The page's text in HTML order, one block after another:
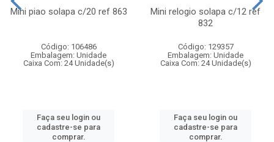
Mini piao solapa c/20 ref 863
Código: 106486
Embalagem: Unidade
Caixa Com: 24 Unidade(s)
Faça seu login ou
cadastre-se para
comprar.
Mini relogio solapa c/12 ref
832
Código: 129357
Embalagem: Unidade
Caixa Com: 24 Unidade(s)
Faça seu login ou
cadastre-se para
comprar.